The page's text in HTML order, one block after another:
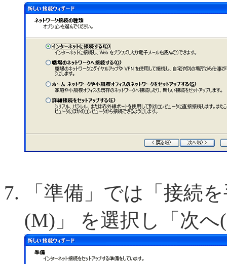
「準備」では「接続
(M)」 を選択し「次